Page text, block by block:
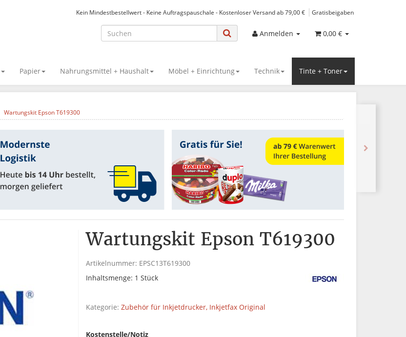
Kein Mindestbestellwert - Keine Auftragspauschale - Kostenloser Versand ab 79,00 € Gratisbeigaben
Anmelden 0,00 €
Papier Nahrungsmittel + Haushalt Möbel + Einrichtung Technik Tinte + Toner
Wartungskit Epson T619300
Wartungskit Epson T619300
Artikelnummer: EPSC13T619300
Inhaltsmenge: 1 Stück
Kategorie: Zubehör für Inkjetdrucker, Inkjetfax Original
Kostenstelle/Notiz